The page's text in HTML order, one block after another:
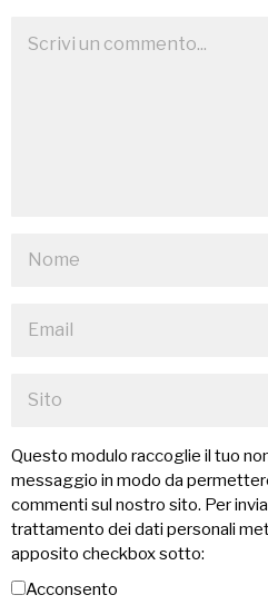
Questo modulo raccoglie il tuo
messaggio in modo da
commenti sul nostro sito. Per
trattamento dei dati personali
apposito checkbox sotto:
Acconsento